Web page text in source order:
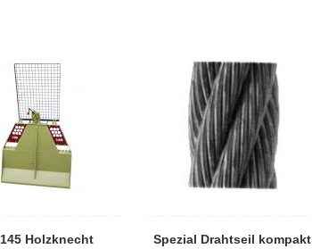
Holzknecht
Spezial Drahtseil kompakt